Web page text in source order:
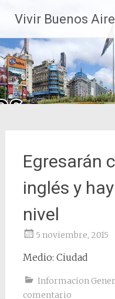
contenido
Vivir Buenos
Egresarán
inglés y
nivel
5 noviembre, 2015
Medio: Ciudad
Informacion
comentario